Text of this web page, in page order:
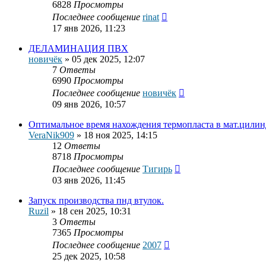
6828 Просмотры
Последнее сообщение rinat
17 янв 2026, 11:23
ДЕЛАМИНАЦИЯ ПВХ
новичёк » 05 дек 2025, 12:07
7 Ответы
6990 Просмотры
Последнее сообщение новичёк
09 янв 2026, 10:57
Оптимальное время нахождения термопласта в
VerаNik909 » 18 ноя 2025, 14:15
12 Ответы
8718 Просмотры
Последнее сообщение Тигирь
03 янв 2026, 11:45
Запуск производства пнд втулок.
Ruzil » 18 сен 2025, 10:31
3 Ответы
7365 Просмотры
Последнее сообщение 2007
25 дек 2025, 10:58